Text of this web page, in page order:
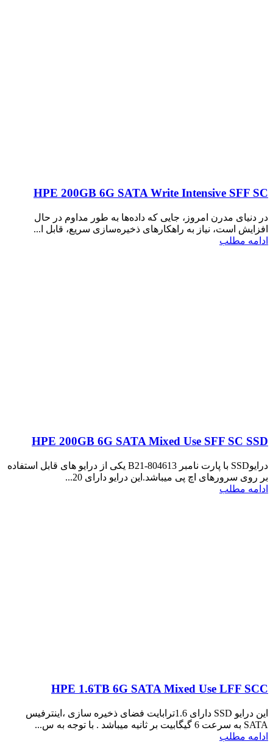
HPE 200GB 6G SATA Write Intensive SFF SC
در دنیای مدرن امروز، جایی که داده‌ها به طور مداوم در حال
افزایش است، نیاز به راهکارهای ذخیره‌سازی سریع، قابل ا...
ادامه مطلب
HPE 200GB 6G SATA Mixed Use SFF SC SSD
درایوSSD با پارت نامبر 804613-B21 یکی از درایو های قابل استفاده
بر روی سرورهای اچ پی میباشد.این درایو دارای 20...
ادامه مطلب
HPE 1.6TB 6G SATA Mixed Use LFF SCC
این درایو SSD دارای 1.6ترابایت فضای ذخیره سازی ،اینترفیس
SATA به سرعت 6 گیگابیت بر ثانیه میباشد . با توجه به س...
ادامه مطلب